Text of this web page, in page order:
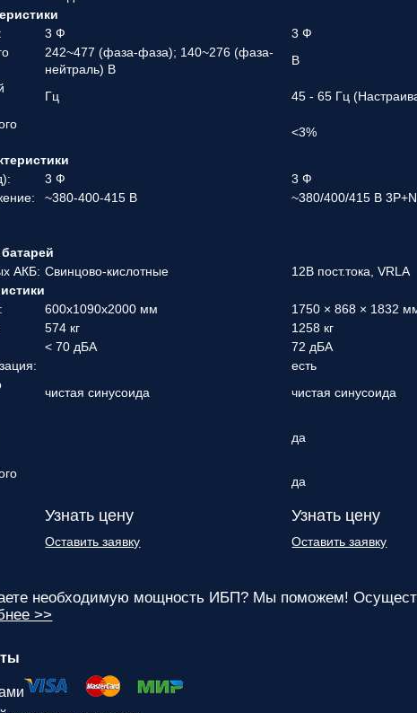
3 Ф 3 Ф
242~477 (фаза-фаза); 140~276 (фаза-
нейтраль) В
В
Гц 45 - 65 Гц
<3%
3 Ф 3 Ф
~380-400-415 В ~380/400/415 В 3P+N
АКБ: Свинцово-кислотные 12В пост.тока, VRLA
600x1090x2000 мм 1750 × 868 × 1832
574 кг
1258 кг
< 70 дБА 72 дБА
есть
чистая синусоида чистая синусоида
да
да
Узнать цену Узнать цену
Оставить заявку Оставить заявку
необходимую мощность ИБП? Мы поможем!
>>